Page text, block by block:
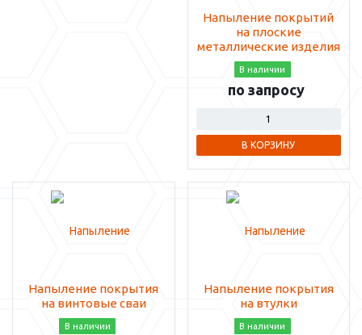
Напыление покрытий
на плоские
металлические изделия
В наличии
по запросу
В КОРЗИНУ
Напыление покрытия
на винтовые сваи
В наличии
Напыление покрытия
на втулки
В наличии